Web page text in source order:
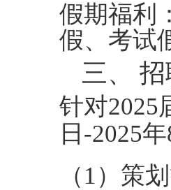
假期福利：
假、考试
三、 招
针对2025
日-2025年
（ 1） 策